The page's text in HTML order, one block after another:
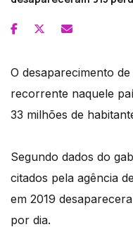
O desaparecimento
recorrente naquele
33 milhões de
Segundo dados do
citados pela agência
em 2019
por dia.